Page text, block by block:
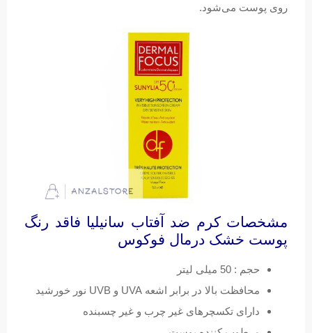
روی پوست می‌شود.
مشخصات کرم ضد آفتاب سانیلیا فاقد رنگ
پوست خشک درمال فوکوس
حجم : 50 میلی لیتر
محافظت بالا در برابر اشعه UVA و UVB نور خورشید
دارای تکسچرهای غیر چرب و غیر چسبنده